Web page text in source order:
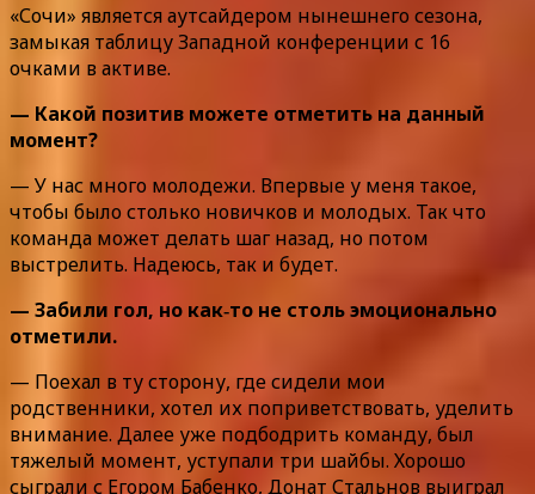
«Сочи» является аутсайдером нынешнего сезона,
замыкая таблицу Западной конференции с 16
очками в активе.
— Какой позитив можете отметить на данный
момент?
— У нас много молодежи. Впервые у меня такое,
чтобы было столько новичков и молодых. Так что
команда может делать шаг назад, но потом
выстрелить. Надеюсь, так и будет.
— Забили гол, но как‑то не столь эмоционально
отметили.
— Поехал в ту сторону, где сидели мои
родственники, хотел их поприветствовать, уделить
внимание. Далее уже подбодрить команду, был
тяжелый момент, уступали три шайбы. Хорошо
сыграли с Егором Бабенко, Донат Стальнов выиграл